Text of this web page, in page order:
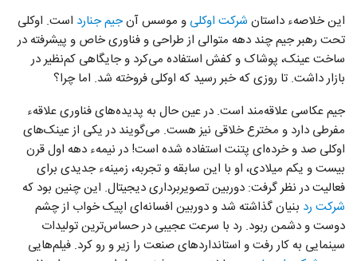
این خلاصهء داستان شرکت اوکلی و موسس آنجیم جنارد است. اوکلی
تحت رهبر جیم چند دهه متوالی از طراحی و فناوری خاص و پیشرفته در
ساخت عینک، پوشاک و کفش استفاده می‌کرد و جایگاهی کم‌نظیر در
بازار داشت. تا روزی که خبر رسید که اوکلی فروخته شد. اما چرا؟
جیم عکاسی علاقه‌مند است. در عین حال به پدیده‌های فناوری علاقه‌ء
مفرطی دارد و مخترع خلاقی نیز هست. می‌گویند در یکی از عینک‌های
اوکلی صد و خرده‌ای پتنت استفاده شده است! در نیمهء دهه اول قرن
بیست و یکم میلادی، او با این سابقه و تجربه، زمینهء جدیدی برای
فعالیت در نظر گرفت: دوربین تصویربرداری دیجیتال. این چنین بود که
شرکت رد بنیان گذاشته شد و دوربین افسانه‌ای اپیک خواب از چشم
دوست و دشمن ربود. رد با سرعت عجیبی در حساس‌ترین تولیدات
سینمایی به کار رفت و استانداردهای صنعت را زیر و رو کرد. فیلم‌هایی